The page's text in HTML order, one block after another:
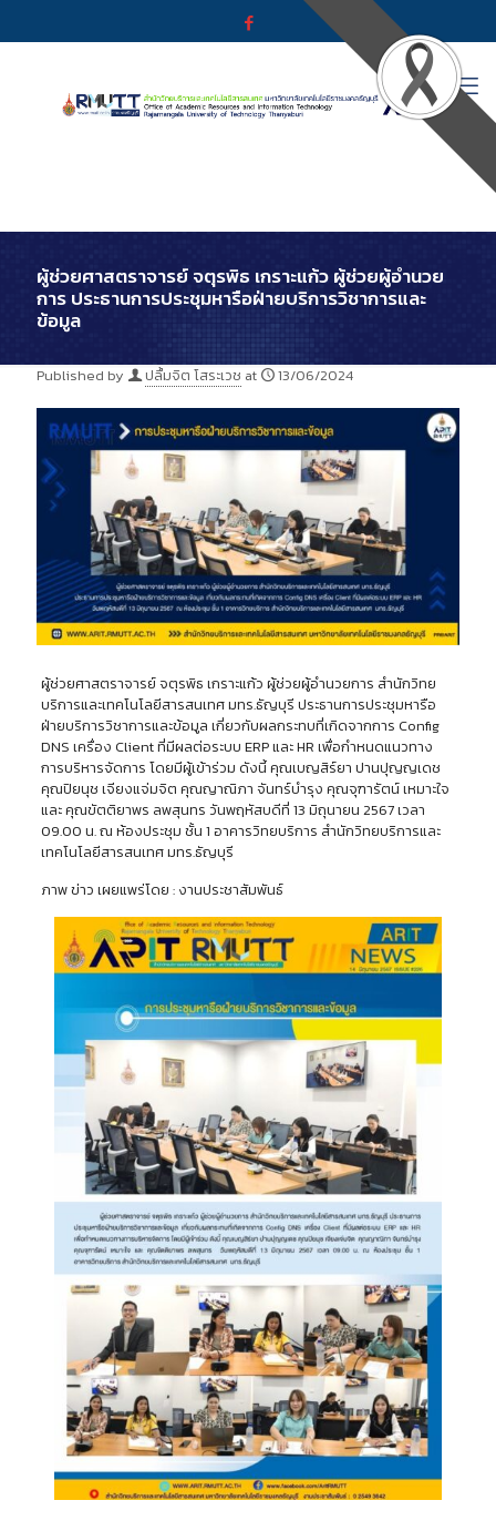
ผู้ช่วยศาสตราจารย์ จตุรพิธ เกราะแก้ว ผู้ช่วยผู้อำนวย
การ ประธานการประชุมหารือฝ่ายบริการวิชาการและ
ข้อมูล
Published by ปลื้มจิต โสระเวช at 13/06/2024
ผู้ช่วยศาสตราจารย์ จตุรพิธ เกราะแก้ว ผู้ช่วยผู้อำนวยการ สำนักวิทย
บริการและเทคโนโลยีสารสนเทศ มทร.ธัญบุรี ประธานการประชุมหารือ
ฝ่ายบริการวิชาการและข้อมูล เกี่ยวกับผลกระทบที่เกิดจากการ Config
DNS เครื่อง Client ที่มีผลต่อระบบ ERP และ HR เพื่อกำหนดแนวทาง
การบริหารจัดการ โดยมีผู้เข้าร่วม ดังนี้ คุณเบญสิร์ยา ปานปุญญเดช
คุณปิยนุช เจียงแจ่มจิต คุณญาณิภา จันทร์บำรุง คุณจุฑารัตน์ เหมาะใจ
และ คุณขัตติยาพร ลพสุนทร วันพฤหัสบดีที่ 13 มิถุนายน 2567 เวลา
09.00 น. ณ ห้องประชุม ชั้น 1 อาคารวิทยบริการ สำนักวิทยบริการและ
เทคโนโลยีสารสนเทศ มทร.ธัญบุรี
ภาพ ข่าว เผยแพร่โดย : งานประชาสัมพันธ์